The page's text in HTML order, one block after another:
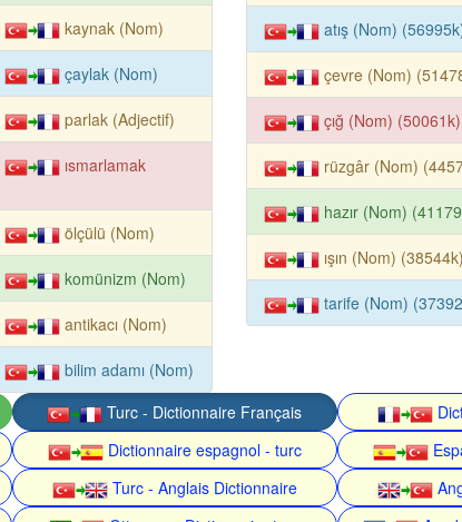
kaynak (Nom)
çaylak (Nom)
parlak (Adjectif)
ısmarlamak
ölçülü (Nom)
komünizm (Nom)
antikacı (Nom)
bilim adamı (Nom)
atış (Nom)
çevre (Nom)
çığ (Nom) (50061k)
rüzgâr (Nom)
hazır (Nom)
ışın (Nom) (38544k)
tarife (Nom)
Turc - Dictionnaire Français
Dictionnaire espagnol - turc
Turc - Anglais Dictionnaire